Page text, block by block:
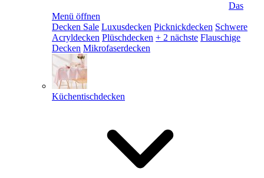
Das
Menü öffnen
Decken Sale Luxusdecken Picknickdecken Schwere
Acryldecken Plüschdecken + 2 nächste Flauschige
Decken Mikrofaserdecken
Küchentischdecken